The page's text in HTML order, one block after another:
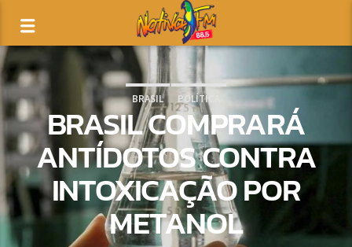
BRASIL POLÍTICA
BRASIL COMPRARÁ
ANTÍDOTOS CONTRA
INTOXICAÇÃO POR
METANOL